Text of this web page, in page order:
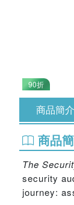
90折
商品簡介
商品
The
security
journey: